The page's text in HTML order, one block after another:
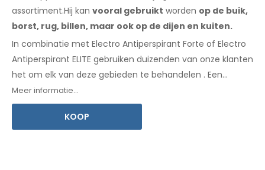
assortiment.Hij kan vooral gebruikt worden op de buik,
borst, rug, billen, maar ook op de dijen en kuiten.
In combinatie met Electro Antiperspirant Forte of Electro
Antiperspirant ELITE gebruiken duizenden van onze klanten
het om elk van deze gebieden te behandelen . Een
gebruiksaanwijzing
Meer informatie...
KOOP